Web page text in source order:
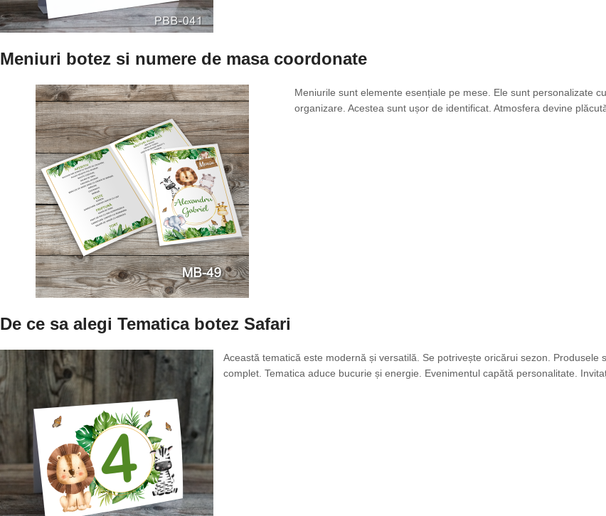
Meniuri botez si numere de masa coordonate
Meniurile sunt elemente esențiale pe mese. Ele sunt personalizate
organizare. Acestea sunt ușor de identificat. Atmosfera devine
De ce sa alegi Tematica botez Safari
Această tematică este modernă și versatilă. Se potrivește oricărui sezon.
complet. Tematica aduce bucurie și energie. Evenimentul capătă personalitate.